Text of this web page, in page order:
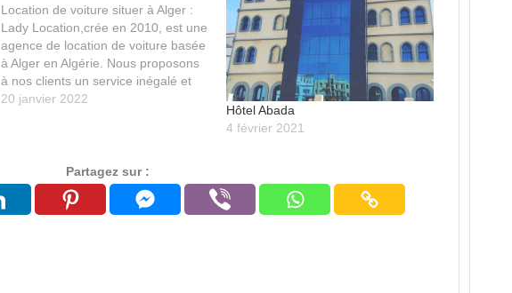
Location de voiture situer à Alger :
Lady Location,crée en 2010, est une
agence de location de voiture basée
à Alger en Algérie. Nous proposons
à nos clients un service inégalé et
pas cher, nous somme présents à
20 janvier 2022
Hôtel Abada
4 février 2021
Partagez sur :